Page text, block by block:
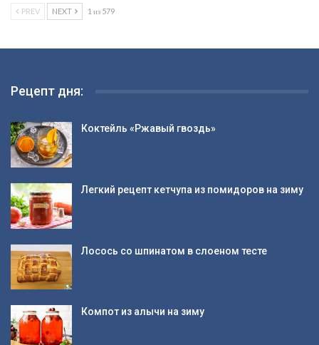
PREV NEXT 1 из 579
Рецепт дня:
Коктейль «Ржавый гвоздь»
Легкий рецепт кетчупа из помидоров на зиму
Лосось со шпинатом в слоеном тесте
Компот из алычи на зиму